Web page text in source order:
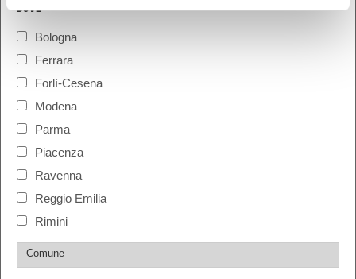
DOVE
Bologna
Ferrara
Forlì-Cesena
Modena
Parma
Piacenza
Ravenna
Reggio Emilia
Rimini